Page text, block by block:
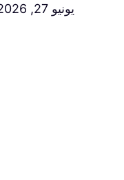
يونيو 27, 2026